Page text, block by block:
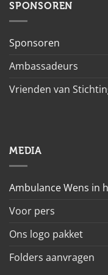
SPONSOREN
Sponsoren
Ambassadeurs
Vrienden van
MEDIA
Ambulance Wens in
Voor pers
Ons logo pakket
Folders aanvragen